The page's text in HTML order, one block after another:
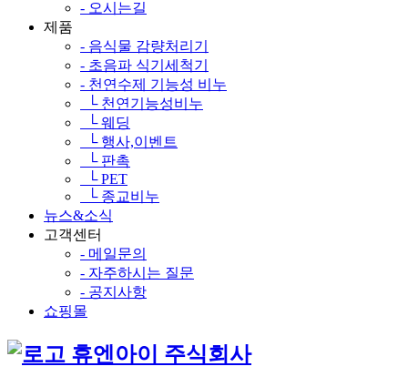
- 오시는길
제품
- 음식물 감량처리기
- 초음파 식기세척기
- 천연수제 기능성 비누
└ 천연기능성비누
└ 웨딩
└ 행사,이벤트
└ 판촉
└ PET
└ 종교비누
뉴스&소식
고객센터
- 메일문의
- 자주하시는 질문
- 공지사항
쇼핑몰
휴엔아이 주식회사